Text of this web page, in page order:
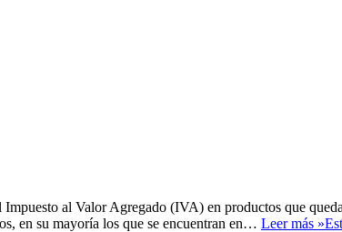
al Valor Agregado (IVA) en productos que
en su mayoría los que se encuentran en… Leer más »